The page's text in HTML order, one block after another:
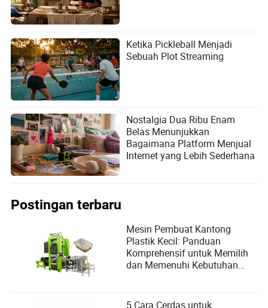
Ketika Pickleball Menjadi
Sebuah Plot Streaming
Nostalgia Dua Ribu Enam
Belas Menunjukkan
Bagaimana Platform Menjual
Internet yang Lebih Sederhana
Postingan terbaru
Mesin Pembuat Kantong
Plastik Kecil: Panduan
Komprehensif untuk Memilih
dan Memenuhi Kebutuhan
5 Cara Cerdas untuk